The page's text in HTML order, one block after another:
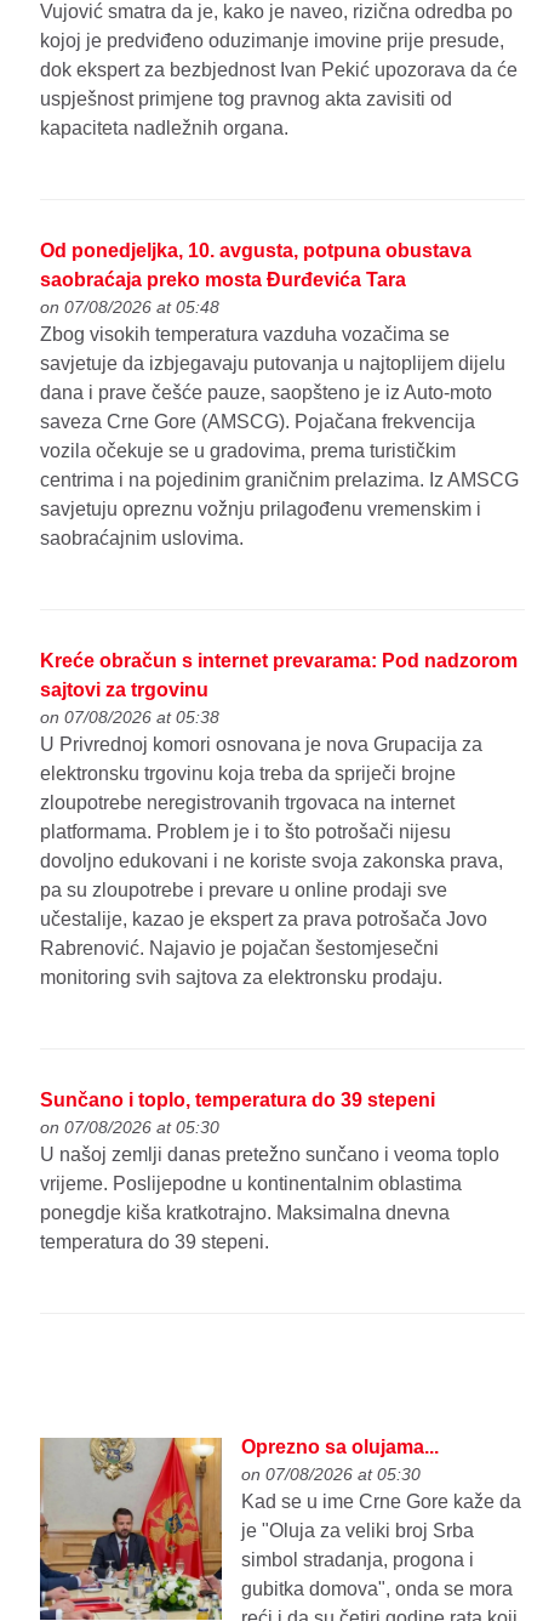
Vujović smatra da je, kako je naveo, rizična odredba po
kojoj je predviđeno oduzimanje imovine prije presude,
dok ekspert za bezbjednost Ivan Pekić upozorava da će
uspješnost primjene tog pravnog akta zavisiti od
kapaciteta nadležnih organa.
Od ponedjeljka, 10. avgusta, potpuna obustava
saobraćaja preko mosta Đurđevića Tara
on 07/08/2026 at 05:48
Zbog visokih temperatura vazduha vozačima se
savjetuje da izbjegavaju putovanja u najtoplijem dijelu
dana i prave češće pauze, saopšteno je iz Auto-moto
saveza Crne Gore (AMSCG). Pojačana frekvencija
vozila očekuje se u gradovima, prema turističkim
centrima i na pojedinim graničnim prelazima. Iz AMSCG
savjetuju opreznu vožnju prilagođenu vremenskim i
saobraćajnim uslovima.
Kreće obračun s internet prevarama: Pod nadzorom
sajtovi za trgovinu
on 07/08/2026 at 05:38
U Privrednoj komori osnovana je nova Grupacija za
elektronsku trgovinu koja treba da spriječi brojne
zloupotrebe neregistrovanih trgovaca na internet
platformama. Problem je i to što potrošači nijesu
dovoljno edukovani i ne koriste svoja zakonska prava,
pa su zloupotrebe i prevare u online prodaji sve
učestalije, kazao je ekspert za prava potrošača Jovo
Rabrenović. Najavio je pojačan šestomjesečni
monitoring svih sajtova za elektronsku prodaju.
Sunčano i toplo, temperatura do 39 stepeni
on 07/08/2026 at 05:30
U našoj zemlji danas pretežno sunčano i veoma toplo
vrijeme. Poslijepodne u kontinentalnim oblastima
ponegdje kiša kratkotrajno. Maksimalna dnevna
temperatura do 39 stepeni.
Oprezno sa olujama...
on 07/08/2026 at 05:30
Kad se u ime Crne Gore kaže da
je "Oluja za veliki broj Srba
simbol stradanja, progona i
gubitka domova", onda se mora